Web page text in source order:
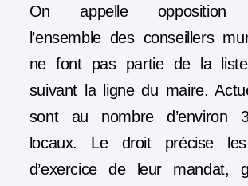
On appelle opposition
l’ensemble des conseillers
ne font pas partie de la liste
suivant la ligne du maire.
sont au nombre d’environ
locaux. Le droit précise les
d’exercice de leur mandat,